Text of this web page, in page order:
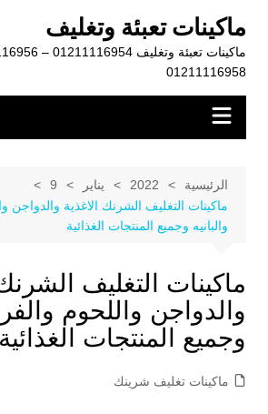
المحتوى
ماكينات تعبئة وتغليف
01211116958
الرئيسية 2022 يناير
9
ماكينات التغليف الشرنك الاغذية والدواجن
والبانيه وجميع المنتجات الغذائية
ماكينات التغليف
والدواجن واللحوم
وجميع المنتجات الغذائية
ماكينات تغليف شرينك